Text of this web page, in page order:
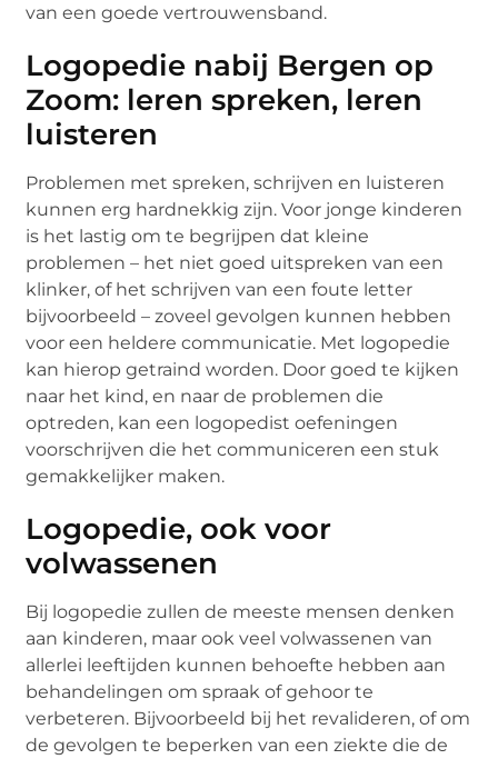
van een goede vertrouwensband.
Logopedie nabij Bergen op
Zoom: leren spreken, leren
luisteren
Problemen met spreken, schrijven en luisteren
kunnen erg hardnekkig zijn. Voor jonge kinderen
is het lastig om te begrijpen dat kleine
problemen – het niet goed uitspreken van een
klinker, of het schrijven van een foute letter
bijvoorbeeld – zoveel gevolgen kunnen hebben
voor een heldere communicatie. Met logopedie
kan hierop getraind worden. Door goed te kijken
naar het kind, en naar de problemen die
optreden, kan een logopedist oefeningen
voorschrijven die het communiceren een stuk
gemakkelijker maken.
Logopedie, ook voor
volwassenen
Bij logopedie zullen de meeste mensen denken
aan kinderen, maar ook veel volwassenen van
allerlei leeftijden kunnen behoefte hebben aan
behandelingen om spraak of gehoor te
verbeteren. Bijvoorbeeld bij het revalideren, of om
de gevolgen te beperken van een ziekte die de